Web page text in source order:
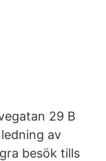
29 B
av
besök tills